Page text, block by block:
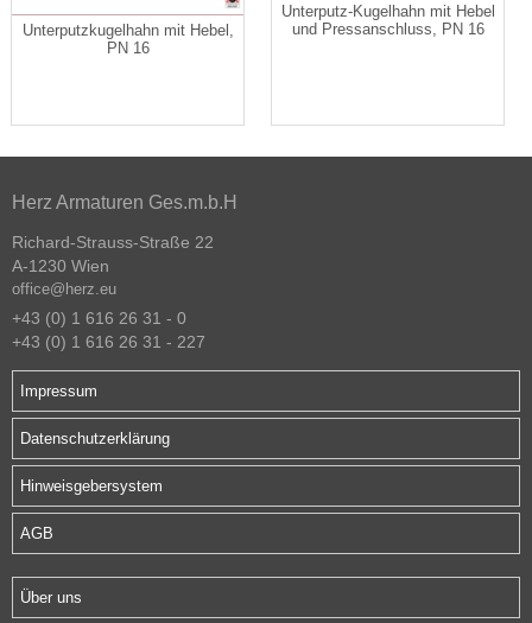
Unterputzkugelhahn mit Hebel,
PN 16
Unterputz-Kugelhahn mit Hebel
und Pressanschluss, PN 16
Herz Armaturen Ges.m.b.H
Richard-Strauss-Straße 22
A-1230 Wien
office@herz.eu
+43 (0) 1 616 26 31 - 0
+43 (0) 1 616 26 31 - 227
Impressum
Datenschutzerklärung
Hinweisgebersystem
AGB
Über uns